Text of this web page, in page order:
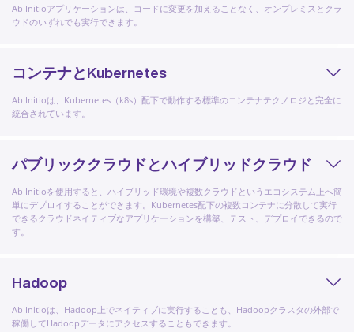
Ab Initioアプリケーションは、コードに変更を加えることなく、オンプレミスとクラ
ウドのいずれでも実行できます。
コンテナとKubernetes
Ab Initioは、Kubernetes（k8s）配下で動作する標準のコンテナテクノロジと完全に
統合されています。
パブリッククラウドとハイブリッドクラウド
Ab Initioを使用すると、ハイブリッド環境や複数クラウドというエコシステム上へ簡
単にデプロイすることができます。Kubernetes配下の複数コンテナに分散して実行
できるクラウドネイティブなアプリケーションを構築、テスト、デプロイできるので
す。
Hadoop
Ab Initioは、Hadoop上でネイティブに実行することも、Hadoopクラスタの外部で
稼働してHadoopデータにアクセスすることもできます。